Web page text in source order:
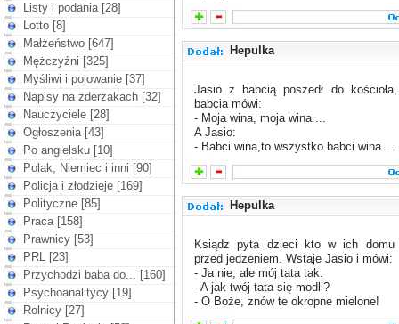
Listy i podania [28]
Lotto [8]
Małżeństwo [647]
Mężczyźni [325]
Myśliwi i polowanie [37]
Napisy na zderzakach [32]
Nauczyciele [28]
Ogłoszenia [43]
Po angielsku [10]
Polak, Niemiec i inni [90]
Policja i złodzieje [169]
Polityczne [85]
Praca [158]
Prawnicy [53]
PRL [23]
Przychodzi baba do... [160]
Psychoanalitycy [19]
Rolnicy [27]
Hepulka
Jasio z babcią poszedł do
babcia mówi:
- Moja wina, moja wina ...
A Jasio:
- Babci wina,to wszystko babci wina ...
Hepulka
Ksiądz pyta dzieci kto w ich domu
przed jedzeniem. Wstaje Jasio i mówi:
- Ja nie, ale mój tata tak.
- A jak twój tata się modli?
- O Boże, znów te okropne mielone!